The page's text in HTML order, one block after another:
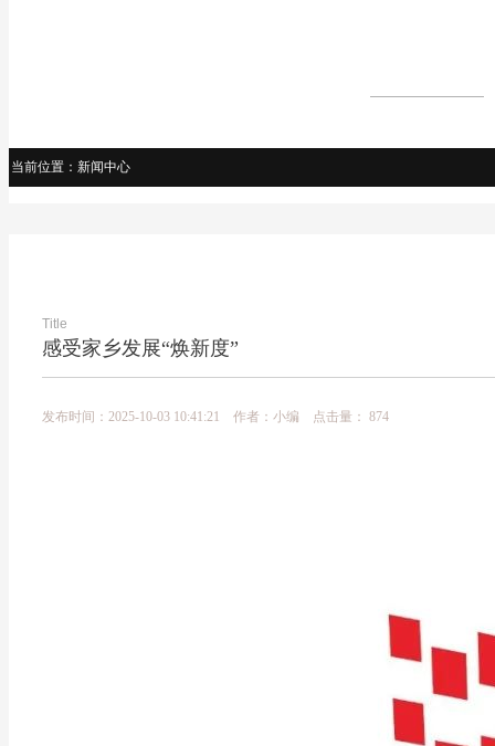
当前位置：新闻中心
Title
感受家乡发展“焕新度”
发布时间：2025-10-03 10:41:21 作者：小编 点击量： 874